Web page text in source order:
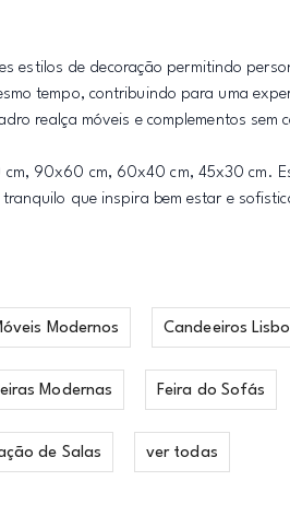
estilos de decoração permitindo
tempo, contribuindo para uma
realça móveis e complementos sem
cm, 90x60 cm, 60x40 cm, 45x30 cm.
que inspira bem estar e
Modernos Candeeiros
Modernas Feira do Sofás
de Salas ver todas